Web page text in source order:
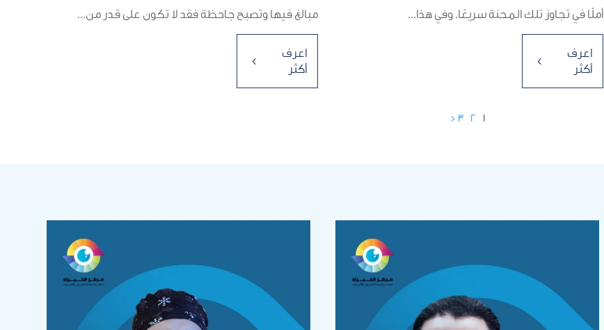
أملًا في تجاوز تلك المحنة سريعًا. وفي هذا...
اعرف
أكثر
4
مبالغ فيها وتصبح جاحظة فقد لا تكون على قدر من...
اعرف
أكثر
4
1
2
3